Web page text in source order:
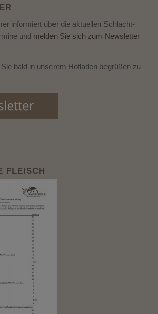
informiert über die aktuellen Schlacht-
und melden Sie sich zum Newsletter
bald in unserem Hofladen begrüßen zu
FLEISCH